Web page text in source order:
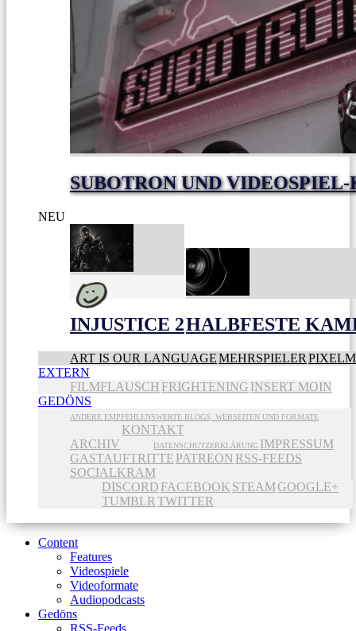
SUBOTRON UND
NEU
INJUSTICE 2HALBFESTE
ART IS OUR LANGUAGEMEHRSPIELER
EXTERN
FILMFLAUSCH FRIGHTENING INSERT MOIN
GEDÖNS
ANDERE EMPFEHLENSWERTE BLOGS, WEBSEITEN UND FORMATE
ARCHIV
KONTAKT
DATENSCHUTZERKLÄRUNG IMPRESSUM
GASTAUFTRITTE PATREON RSS-FEEDS
SOCIALKRAM
DISCORD FACEBOOK STEAMGOOGLE+
TUMBLR TWITTER
Content
Features
Videospiele
Videoformate
Audiopodcasts
Gedöns